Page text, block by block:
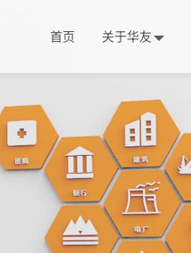
首页 关于华友